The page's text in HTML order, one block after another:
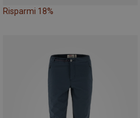
Risparmi 18%